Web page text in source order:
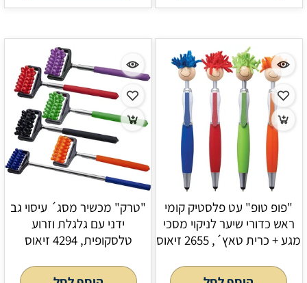
"פופ טופ" עט פלסטיק קומי
ראש כדורי שיער לניקוי מסכי
מגע + כרית טאץ´, 2655 זיאוס
"טרק" מכשיר מסג´ עיסוי גב
ידני עם גלגלת וזרוע
טלסקופית, 4294 זיאוס